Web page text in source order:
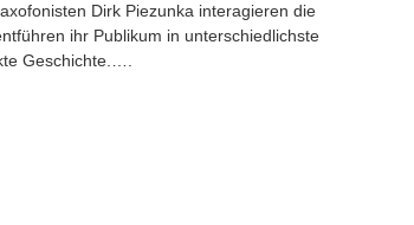
Dirk Piezunka interagieren die
ihr Publikum in unterschiedlichste
Geschichte.….